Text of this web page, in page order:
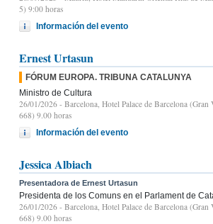
5) 9:00 horas
Información del evento
Ernest Urtasun
FÓRUM EUROPA. TRIBUNA CATALUNYA
Ministro de Cultura
26/01/2026 - Barcelona, Hotel Palace de Barcelona (Gran
668) 9.00 horas
Información del evento
Jessica Albiach
Presentadora de Ernest Urtasun
Presidenta de los Comuns en el Parlament de
26/01/2026 - Barcelona, Hotel Palace de Barcelona (Gran
668) 9.00 horas